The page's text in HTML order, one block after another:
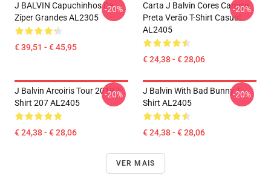
J BALVIN Capuchinhos De
Zíper Grandes AL2305
€ 39,51 - € 45,95
-20%
Carta J Balvin Cores Camisa
Preta Verão T-Shirt Casual
AL2405
€ 24,38 - € 28,06
-20%
J Balvin Arcoiris Tour 2019 T-
Shirt 207 AL2405
€ 24,38 - € 28,06
-20%
J Balvin With Bad Bunny T
Shirt AL2405
€ 24,38 - € 28,06
-20%
VER MAIS